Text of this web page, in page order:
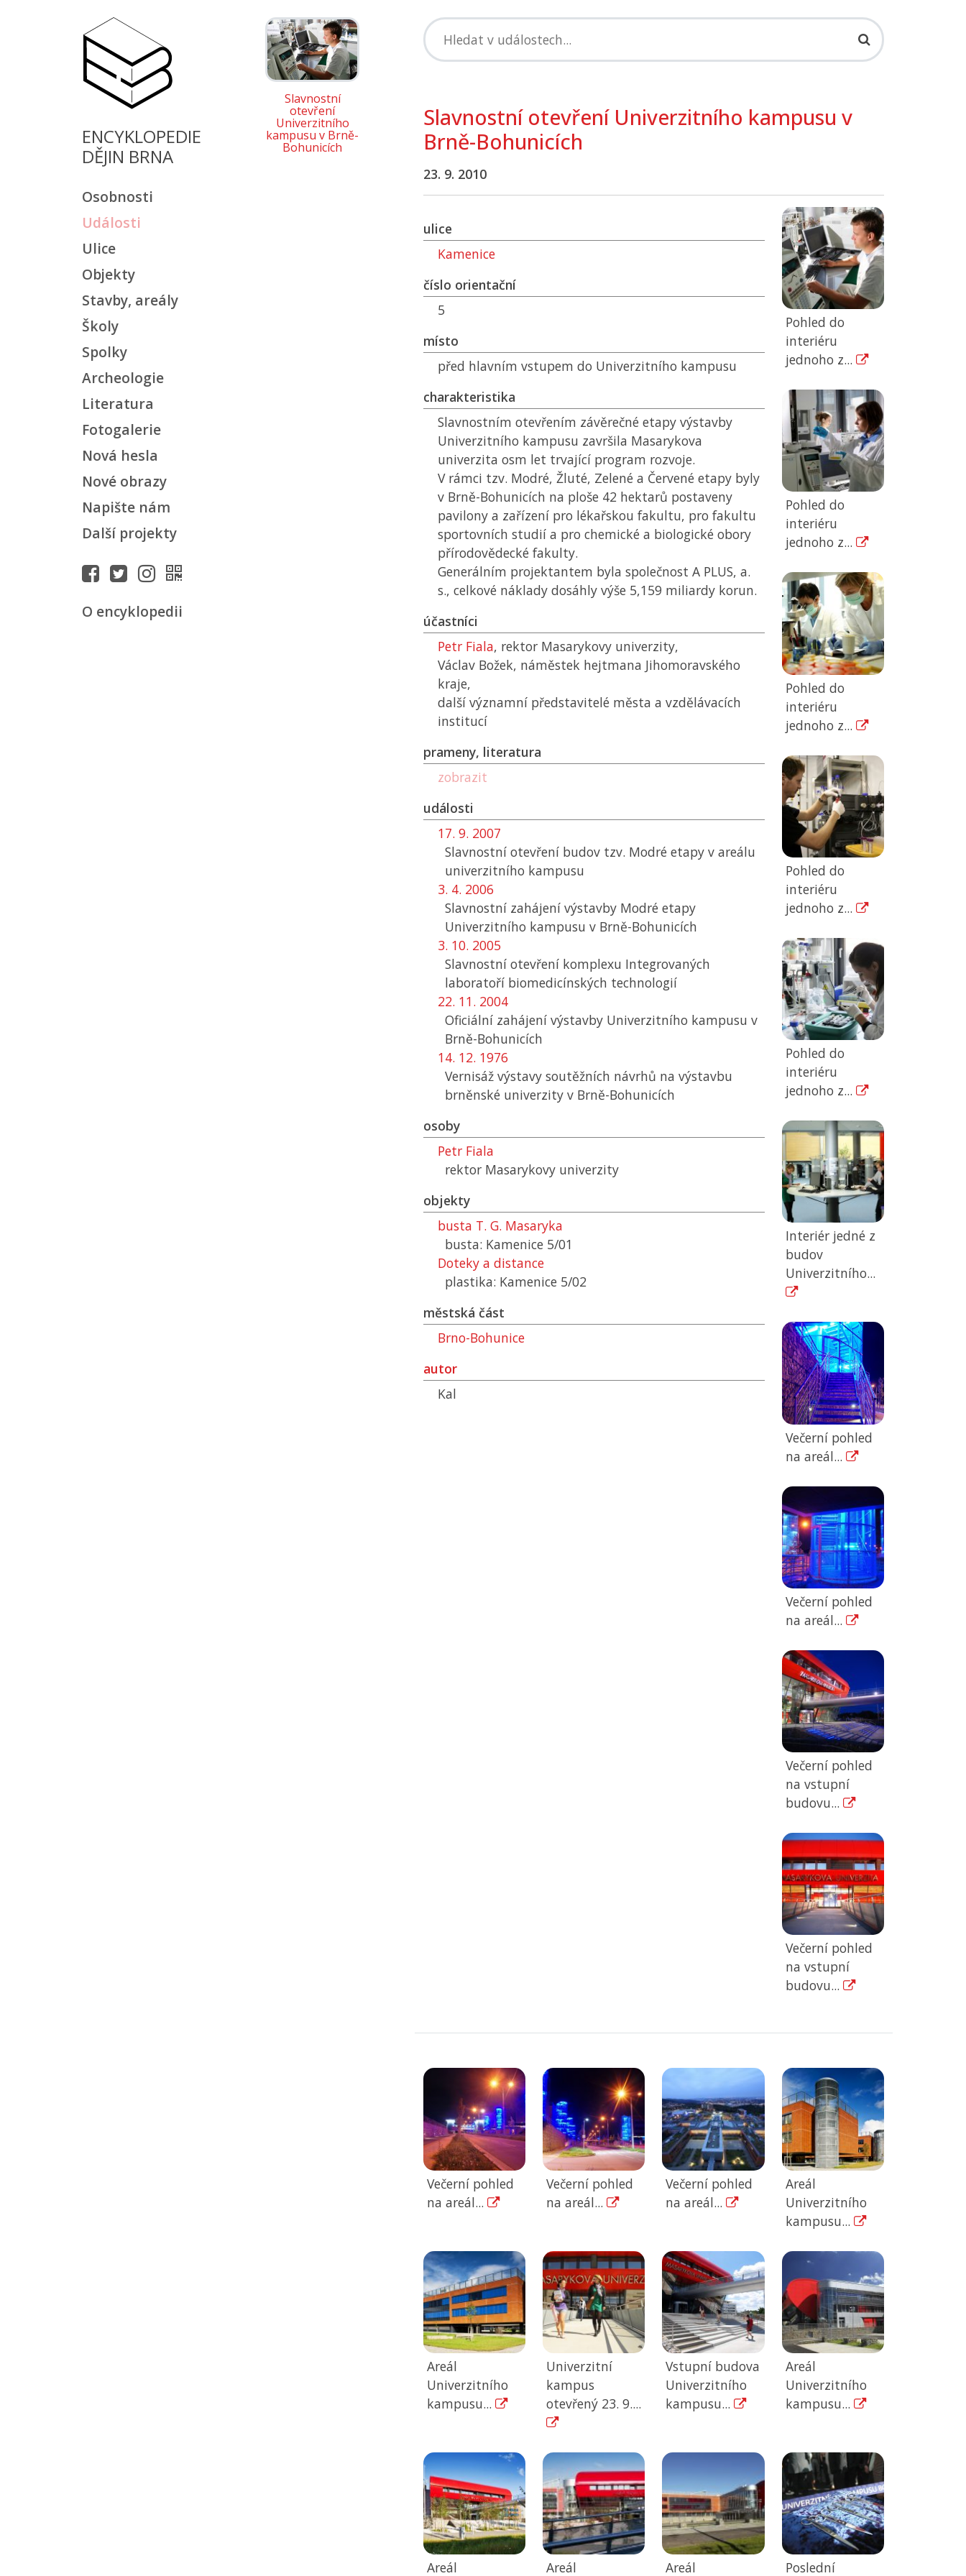
ENCYKLOPEDIE
DĚJIN BRNA
Osobnosti
Události
Ulice
Objekty
Stavby, areály
Školy
Spolky
Archeologie
Literatura
Fotogalerie
Nová hesla
Nové obrazy
Napište nám
Další projekty
O encyklopedii
Slavnostní
otevření
Univerzitního
kampusu v Brně-
Bohunicích
Slavnostní otevření Univerzitního kampusu v
Brně-Bohunicích
23. 9. 2010
ulice
Kamenice
číslo orientační
5
místo
před hlavním vstupem do Univerzitního kampusu
charakteristika
Slavnostním otevřením závěrečné etapy výstavby
Univerzitního kampusu završila Masarykova
univerzita osm let trvající program rozvoje.
V rámci tzv. Modré, Žluté, Zelené a Červené etapy byly
v Brně-Bohunicích na ploše 42 hektarů postaveny
pavilony a zařízení pro lékařskou fakultu, pro fakultu
sportovních studií a pro chemické a biologické obory
přírodovědecké fakulty.
Generálním projektantem byla společnost A PLUS, a.
s., celkové náklady dosáhly výše 5,159 miliardy korun.
účastníci
Petr Fiala, rektor Masarykovy univerzity,
Václav Božek, náměstek hejtmana Jihomoravského
kraje,
další významní představitelé města a vzdělávacích
institucí
prameny, literatura
zobrazit
události
17. 9. 2007
Slavnostní otevření budov tzv. Modré etapy v areálu
univerzitního kampusu
3. 4. 2006
Slavnostní zahájení výstavby Modré etapy
Univerzitního kampusu v Brně-Bohunicích
3. 10. 2005
Slavnostní otevření komplexu Integrovaných
laboratoří biomedicínských technologií
22. 11. 2004
Oficiální zahájení výstavby Univerzitního kampusu v
Brně-Bohunicích
14. 12. 1976
Vernisáž výstavy soutěžních návrhů na výstavbu
brněnské univerzity v Brně-Bohunicích
osoby
Petr Fiala
rektor Masarykovy univerzity
objekty
busta T. G. Masaryka
busta: Kamenice 5/01
Doteky a distance
plastika: Kamenice 5/02
městská část
Brno-Bohunice
autor
Kal
Pohled do
interiéru
jednoho z...
Pohled do
interiéru
jednoho z...
Pohled do
interiéru
jednoho z...
Pohled do
interiéru
jednoho z...
Pohled do
interiéru
jednoho z...
Interiér jedné z
budov
Univerzitního...
Večerní pohled
na areál...
Večerní pohled
na areál...
Večerní pohled
na vstupní
budovu...
Večerní pohled
na vstupní
budovu...
Večerní pohled
na areál...
Večerní pohled
na areál...
Večerní pohled
na areál...
Areál
Univerzitního
kampusu...
Areál
Univerzitního
kampusu...
Univerzitní
kampus
otevřený 23. 9....
Vstupní budova
Univerzitního
kampusu...
Areál
Univerzitního
kampusu...
Areál Areál Areál Poslední